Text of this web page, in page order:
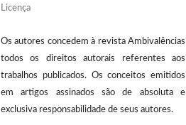
Licença
Os autores concedem à revista Ambivalências
todos os direitos autorais referentes aos
trabalhos publicados. Os conceitos emitidos
em artigos assinados são de absoluta e
exclusiva responsabilidade de seus autores.